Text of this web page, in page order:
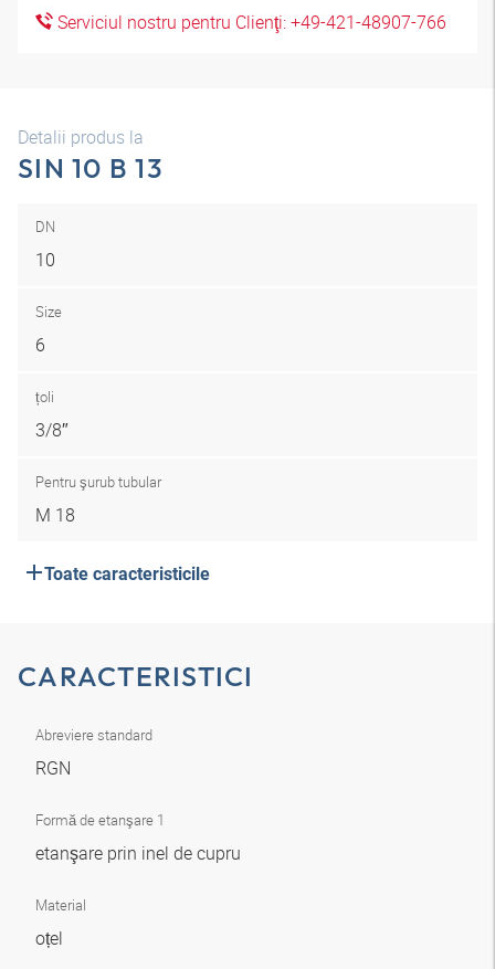
Serviciul nostru pentru Clienţi: +49-421-48907-766
Detalii produs la
SIN 10 B 13
DN
10
Size
6
țoli
3/8″
Pentru şurub tubular
M 18
Toate caracteristicile
CARACTERISTICI
Abreviere standard
RGN
Formă de etanşare 1
etanşare prin inel de cupru
Material
oțel